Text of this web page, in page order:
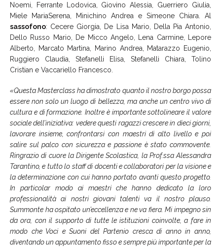
Noemi, Ferrante Lodovica, Giovino Alessia, Guerriero Giulia,
Miele MariaSerena, Minichino Andrea e Simeone Chiara. Al
sassofono: Cecere Giorgia, De Lisa Mario, Della Pia Antonio,
Dello Russo Mario, De Micco Angelo, Lena Carmine, Lepore
Alberto, Marcato Martina, Marino Andrea, Matarazzo Eugenio,
Ruggiero Claudia, Stefanelli Elisa, Stefanelli Chiara, Tolino
Cristian e Vaccariello Francesco.
«Questa Masterclass ha dimostrato quanto il nostro borgo possa
essere non solo un luogo di bellezza, ma anche un centro vivo di
cultura e di formazione. Inoltre è importante sottolineare il valore
sociale dell’iniziativa: vedere questi ragazzi crescere in dieci giorni,
lavorare insieme, confrontarsi con maestri di alto livello e poi
salire sul palco con sicurezza e passione è stato commovente.
Ringrazio di cuore la Dirigente Scolastica, la Prof.ssa Alessandra
Tarantino, e tutto lo staff di docenti e collaboratori per la visione e
la determinazione con cui hanno portato avanti questo progetto.
In particolar modo ai maestri che hanno dedicato la loro
professionalità ai nostri giovani talenti va il nostro plauso.
Summonte ha ospitato un’eccellenza e ne va fiera. Mi impegno sin
da ora, con il supporto di tutte le istituzioni coinvolte, a fare in
modo che Voci e Suoni del Partenio cresca di anno in anno,
diventando un appuntamento fisso e sempre più importante per la